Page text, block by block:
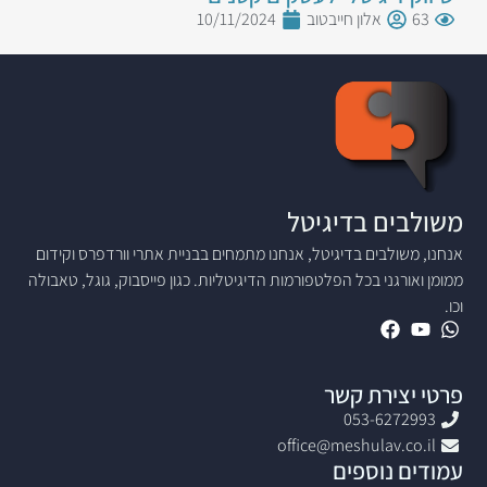
63 אלון חייבטוב 10/11/2024
משולבים בדיגיטל
אנחנו, משולבים בדיגיטל, אנחנו מתמחים בבניית אתרי וורדפרס וקידום
ממומן ואורגני בכל הפלטפורמות הדיגיטליות. כגון פייסבוק, גוגל, טאבולה
וכו.
פרטי יצירת קשר
053-6272993
office@meshulav.co.il
עמודים נוספים